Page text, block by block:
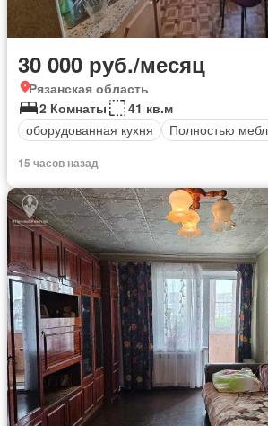
30 000 руб./месяц
Рязанская область
2 Комнаты
41 кв.м
оборудованная кухня
Полностью
15 часов назад